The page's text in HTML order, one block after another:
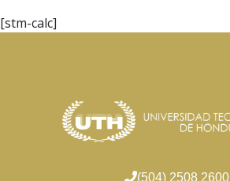
[stm-calc]
(504) 2508 2600